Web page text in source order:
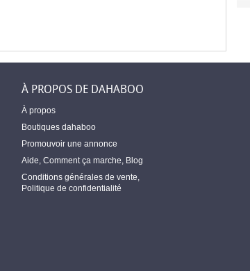
À PROPOS DE DAHABOO
À propos
Boutiques dahaboo
Promouvoir une annonce
Aide Comment ça marche Blog
Conditions générales de vente
Politique de confidentialité